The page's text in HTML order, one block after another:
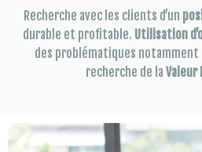
Recherche avec les clients d’un
durable et profitable. Utilisation
des problématiques notamment
recherche de la Valeur